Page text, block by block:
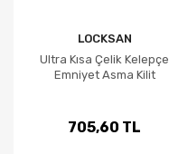
LOCKSAN
Ultra Kısa Çelik Kelepçe
Emniyet Asma Kilit
705,60 TL